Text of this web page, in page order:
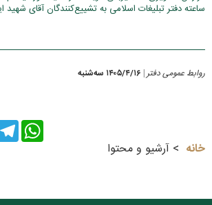
ساعته دفتر تبلیغات اسلامی به تشییع‌کنندگان آقای شهید
روابط عمومی دفتر | ۱۴۰۵/۴/۱۶ سه‌شنبه
خانه
آرشیو و محتوا